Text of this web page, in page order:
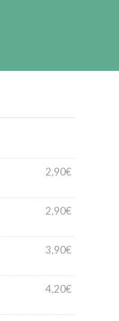
2,90€
2,90€
3,90€
4,20€